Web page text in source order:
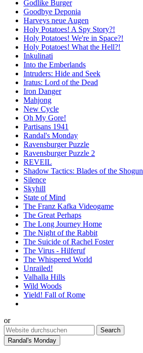
Godlike Burger
Goodbye Deponia
Harveys neue Augen
Holy Potatoes! A Spy Story?!
Holy Potatoes! We're in Space?!
Holy Potatoes! What the Hell?!
Inkulinati
Into the Emberlands
Intruders: Hide and Seek
Iratus: Lord of the Dead
Iron Danger
Mahjong
New Cycle
Oh My Gore!
Partisans 1941
Randal's Monday
Ravensburger Puzzle
Ravensburger Puzzle 2
REVEIL
Shadow Tactics: Blades of the Shogun
Silence
Skyhill
State of Mind
The Franz Kafka Videogame
The Great Perhaps
The Long Journey Home
The Night of the Rabbit
The Suicide of Rachel Foster
The Virus - Hilferuf
The Whispered World
Unrailed!
Valhalla Hills
Wild Woods
Yield! Fall of Rome
or
Randal's Monday